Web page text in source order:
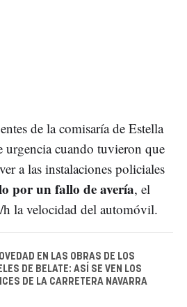
de la comisaría de Estella
urgencia cuando tuvieron que
a las instalaciones policiales
por un fallo de avería, el
la velocidad del automóvil.
EN LAS OBRAS DE LOS
DE BELATE: ASÍ SE VEN LOS
DE LA CARRETERA NAVARRA